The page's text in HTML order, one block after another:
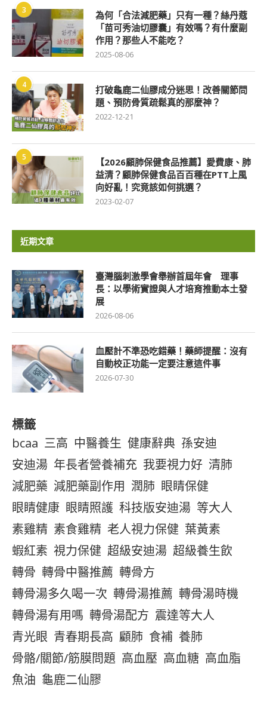
3
為何「合法減肥藥」只有一種？絲丹蔻
「苗可秀油切膠囊」有效嗎？有什麼副
作用？那些人不能吃？
2025-08-06
4
打破龜鹿二仙膠成分迷思！改善關節問
題、預防骨質疏鬆真的那麼神？
2022-12-21
5
【2026顧肺保健食品推薦】愛費康、肺
益清？顧肺保健食品百百種在PTT上風
向好亂！究竟該如何挑選？
2023-02-07
近期文章
臺灣腦刺激學會舉辦首屆年會 理事
長：以學術實證與人才培育推動本土發
展
2026-08-06
血壓計不準恐吃錯藥！藥師提醒：沒有
自動校正功能一定要注意這件事
2026-07-30
標籤
bcaa 三高 中醫養生 健康辭典 孫安迪
安迪湯 年長者營養補充 我要視力好 清肺
減肥藥 減肥藥副作用 潤肺 眼睛保健
眼睛健康 眼睛照護 科技版安迪湯 等大人
素雞精 素食雞精 老人視力保健 葉黃素
蝦紅素 視力保健 超級安迪湯 超級養生飲
轉骨 轉骨中醫推薦 轉骨方
轉骨湯多久喝一次 轉骨湯推薦 轉骨湯時機
轉骨湯有用嗎 轉骨湯配方 震達等大人
青光眼 青春期長高 顧肺 食補 養肺
骨骼/關節/筋膜問題 高血壓 高血糖 高血脂
魚油 龜鹿二仙膠